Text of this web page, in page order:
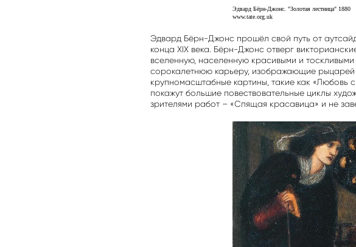
Эдвард Бёрн-Джонс. "Золотая лестница" 1880
www.tate.org.uk
Эдвард Бёрн-Джонс прошёл свой путь от
конца XIX века. Бёрн-Джонс отверг
вселенную, населенную красивыми и
сорокалетнюю карьеру, изображающие рыцарей
крупномасштабные картины, такие как «Любовь
покажут большие повествовательные циклы
зрителями работ – «Спящая красавица» и не